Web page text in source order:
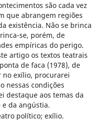
são cada vez
que abrangem regiões
existência. Não se brinca
se, porém, de
empíricas do perigo.
artigo os textos teatrais
de faca (1978), de
no exílio, procurarei
nessas condições
destaque aos temas da
da angústia.
político; exílio.